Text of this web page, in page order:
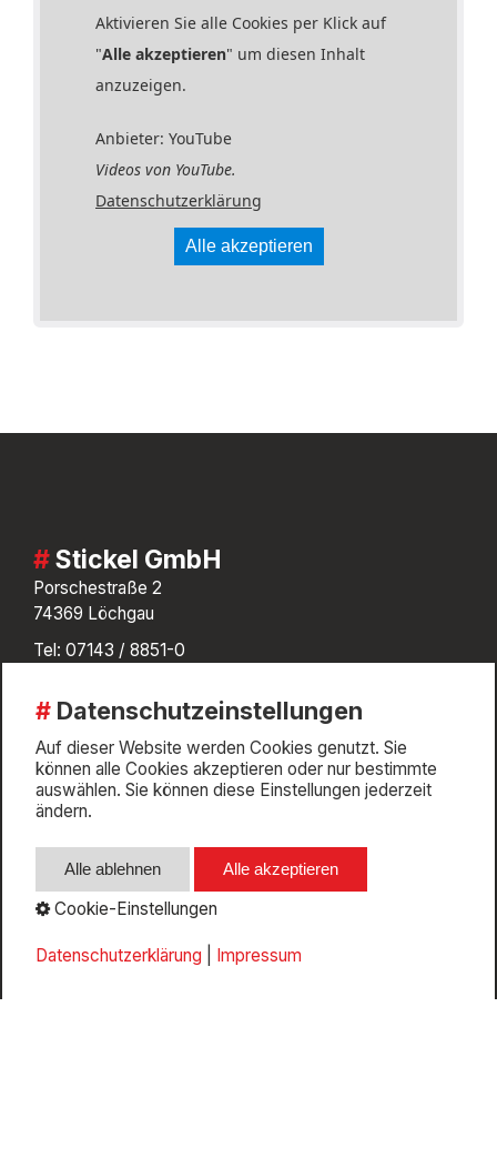
Aktivieren Sie alle Cookies per Klick auf
"Alle akzeptieren" um diesen Inhalt
anzuzeigen.
Anbieter: YouTube
Videos von YouTube.
Datenschutzerklärung
Alle akzeptieren
Stickel GmbH
Porschestraße 2
74369 Löchgau
Tel: 07143 / 8851-0
AGB
Impressum
Whistleblower
Datenschutz
Datenschutzeinstellungen
Auf dieser Website werden Cookies genutzt. Sie
können alle Cookies akzeptieren oder nur bestimmte
auswählen. Sie können diese Einstellungen jederzeit
ändern.
Alle ablehnen Alle akzeptieren
Cookie-Einstellungen
Datenschutzerklärung Impressum